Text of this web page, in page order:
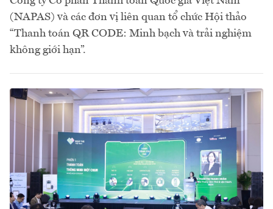
(NAPAS) và các đơn vị liên quan tổ chức Hội thảo
“Thanh toán QR CODE: Minh bạch và trải nghiệm
không giới hạn”.